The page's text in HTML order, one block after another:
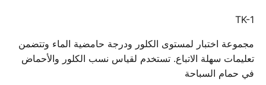
TK-1
مجموعة اختبار لمستوى الكلور ودرجة حامضية الماء وتتضمن
تعليمات سهلة الاتباع. تستخدم لقياس نسب الكلور والأحماض
في حمام السباحة